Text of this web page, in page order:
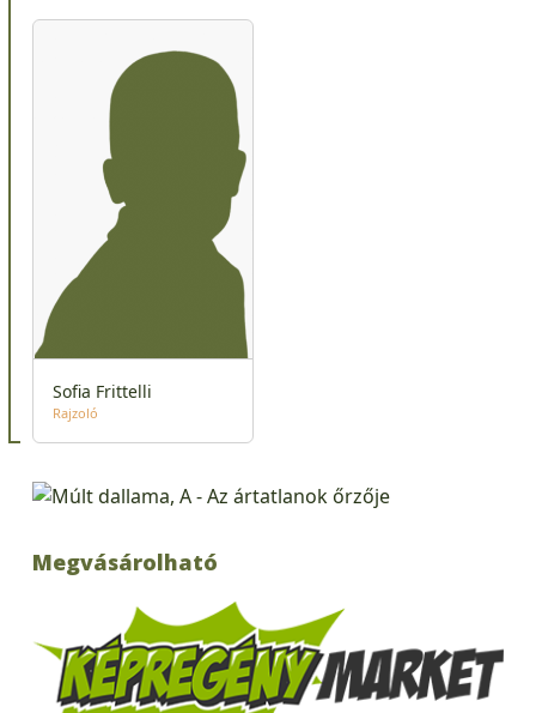
Sofia Frittelli
Rajzoló
Megvásárolható